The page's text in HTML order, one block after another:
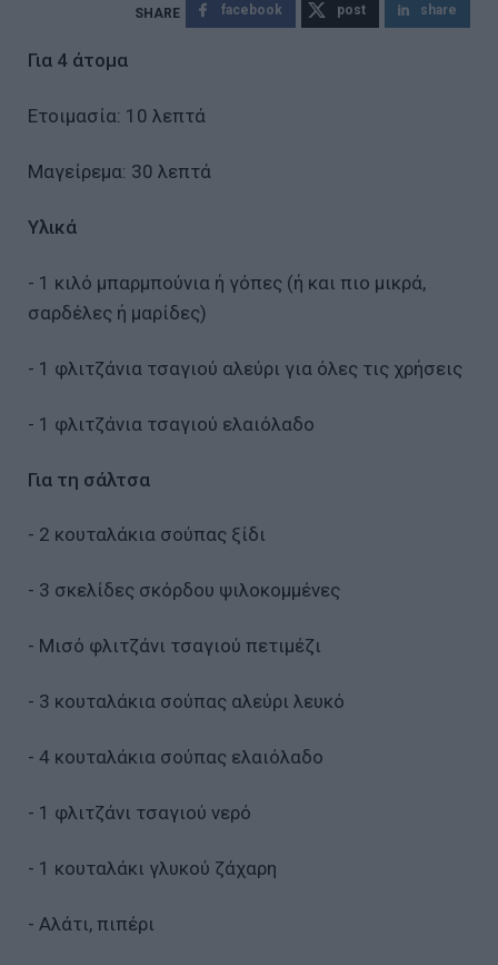
facebook post share
Για 4 άτομα
Ετοιμασία: 10 λεπτά
Μαγείρεμα: 30 λεπτά
Υλικά
- 1 κιλό μπαρμπούνια ή γόπες (ή και πιο μικρά,
σαρδέλες ή μαρίδες)
- 1 φλιτζάνια τσαγιού αλεύρι για όλες τις χρήσεις
- 1 φλιτζάνια τσαγιού ελαιόλαδο
Για τη σάλτσα
- 2 κουταλάκια σούπας ξίδι
- 3 σκελίδες σκόρδου ψιλοκομμένες
- Μισό φλιτζάνι τσαγιού πετιμέζι
- 3 κουταλάκια σούπας αλεύρι λευκό
- 4 κουταλάκια σούπας ελαιόλαδο
- 1 φλιτζάνι τσαγιού νερό
- 1 κουταλάκι γλυκού ζάχαρη
- Αλάτι, πιπέρι